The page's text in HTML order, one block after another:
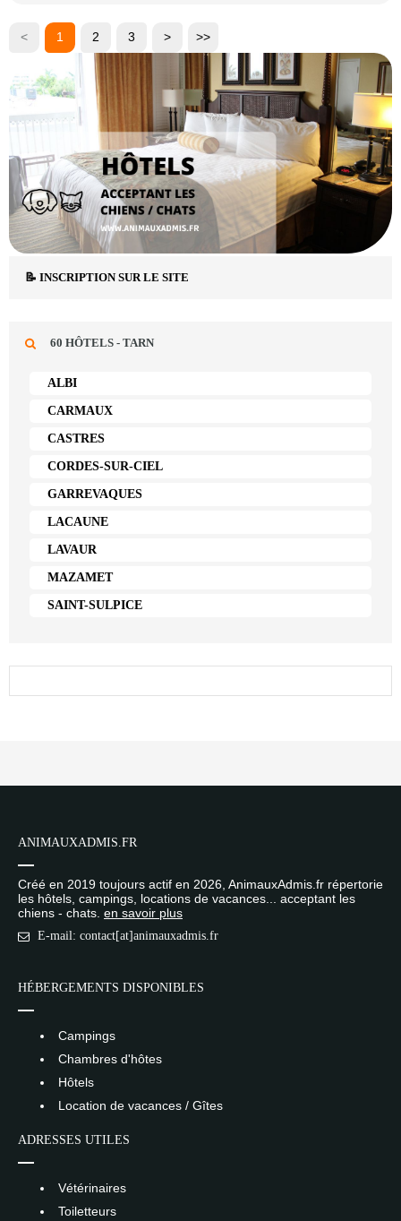
< 1 2 3 > >>
📝 INSCRIPTION SUR LE SITE
60 HÔTELS - TARN
ALBI
CARMAUX
CASTRES
CORDES-SUR-CIEL
GARREVAQUES
LACAUNE
LAVAUR
MAZAMET
SAINT-SULPICE
ANIMAUXADMIS.FR
Créé en 2019 toujours actif en 2026, AnimauxAdmis.fr répertorie
les hôtels, campings, locations de vacances... acceptant les
chiens - chats. en savoir plus
E-mail: contact[at]animauxadmis.fr
HÉBERGEMENTS DISPONIBLES
Campings
Chambres d'hôtes
Hôtels
Location de vacances / Gîtes
ADRESSES UTILES
Vétérinaires
Toiletteurs